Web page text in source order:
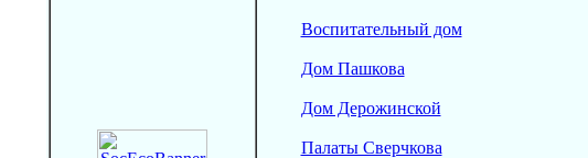
Воспитательный дом
Дом Пашкова
Дом Дерожинской
Палаты Сверчкова